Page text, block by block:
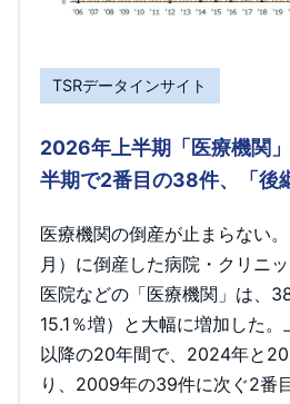
TSRデータインサイト
2026年上半期「医療機関
半期で2番目の38件、「後
医療機関の倒産が止まらない
月）に倒産した病院・クリニ
医院などの「医療機関」は、
15.1％増）と大幅に増加した
以降の20年間で、2024年と
り、2009年の39件に次ぐ2番